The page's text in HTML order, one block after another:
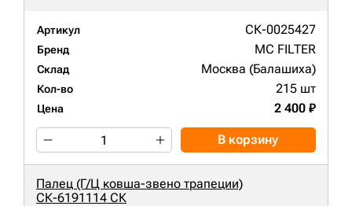
Артикул СК-0025427
Бренд MC FILTER
Склад Москва (Балашиха)
Кол-во 215 шт
Цена 2 400 ₽
В корзину
Палец (Г/Ц ковша-звено трапеции)
СК-6191114 СК